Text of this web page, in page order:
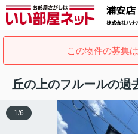
この物件の募集
丘の上のフルールの過
1/6